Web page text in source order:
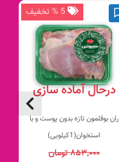
5 % تخفیف
درحال آماده سازی
ران بوقلمون تازه بدون پوست و با
استخوان(1کیلویی)
۸۵۳,۰۰۰ تومان